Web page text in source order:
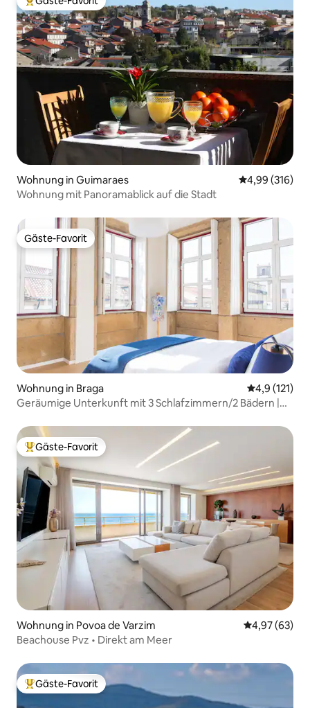
Beliebter Gäste-Favorit.
Wohnung in Guimaraes
4,99 (316)
Wohnung mit Panoramablick auf die Stadt
Gäste-Favorit
Gäste-Favorit
Wohnung in Braga
4,9 (121)
Geräumige Unterkunft mit 3 Schlafzimmern/2 Bädern |
Beliebter Gäste-Favorit.
Gäste-Favorit
Wohnung in Povoa de Varzim
4,97 (63)
Beachouse Pvz • Direkt am Meer
Beliebter Gäste-Favorit.
Gäste-Favorit